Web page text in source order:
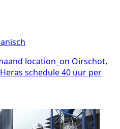
location_on Oirschot,
Heras schedule40 uur per